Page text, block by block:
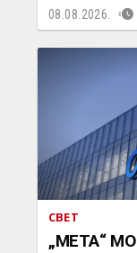
08.08.2026.
СВЕТ
„МЕТА“